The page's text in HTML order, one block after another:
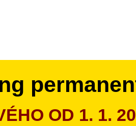
OD 1. 1.